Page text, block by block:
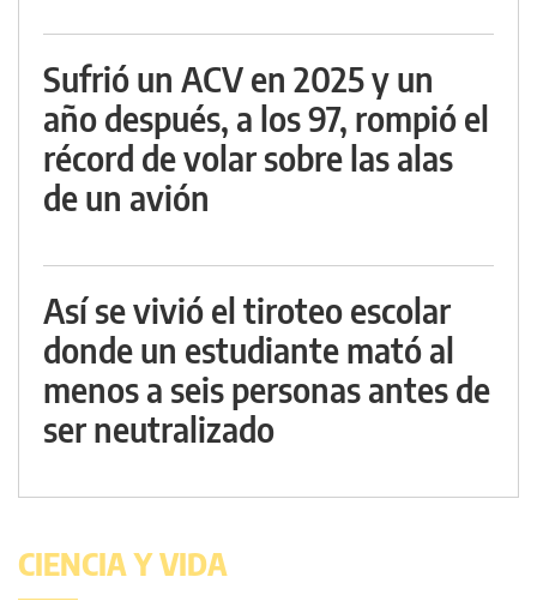
Sufrió un ACV en 2025 y un
año después, a los 97, rompió el
récord de volar sobre las alas
de un avión
Así se vivió el tiroteo escolar
donde un estudiante mató al
menos a seis personas antes de
ser neutralizado
CIENCIA Y VIDA